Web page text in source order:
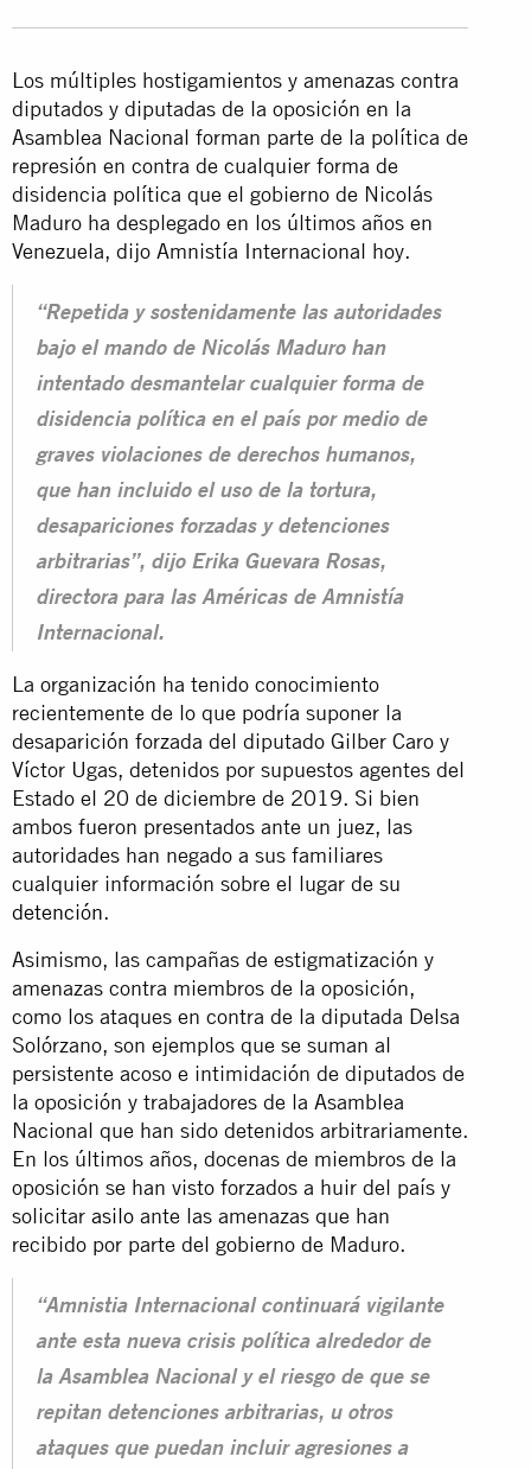
Los múltiples hostigamientos y amenazas contra
diputados y diputadas de la oposición en la
Asamblea Nacional forman parte de la política de
represión en contra de cualquier forma de
disidencia política que el gobierno de Nicolás
Maduro ha desplegado en los últimos años en
Venezuela, dijo Amnistía Internacional hoy.
“Repetida y sostenidamente las autoridades
bajo el mando de Nicolás Maduro han
intentado desmantelar cualquier forma de
disidencia política en el país por medio de
graves violaciones de derechos humanos,
que han incluido el uso de la tortura,
desapariciones forzadas y detenciones
arbitrarias”, dijo Erika Guevara Rosas,
directora para las Américas de Amnistía
Internacional.
La organización ha tenido conocimiento
recientemente de lo que podría suponer la
desaparición forzada del diputado Gilber Caro y
Víctor Ugas, detenidos por supuestos agentes del
Estado el 20 de diciembre de 2019. Si bien
ambos fueron presentados ante un juez, las
autoridades han negado a sus familiares
cualquier información sobre el lugar de su
detención.
Asimismo, las campañas de estigmatización y
amenazas contra miembros de la oposición,
como los ataques en contra de la diputada Delsa
Solórzano, son ejemplos que se suman al
persistente acoso e intimidación de diputados de
la oposición y trabajadores de la Asamblea
Nacional que han sido detenidos arbitrariamente.
En los últimos años, docenas de miembros de la
oposición se han visto forzados a huir del país y
solicitar asilo ante las amenazas que han
recibido por parte del gobierno de Maduro.
“Amnistia Internacional continuará vigilante
ante esta nueva crisis política alrededor de
la Asamblea Nacional y el riesgo de que se
repitan detenciones arbitrarias, u otros
ataques que puedan incluir agresiones a